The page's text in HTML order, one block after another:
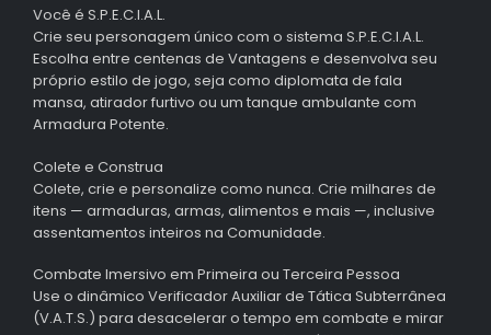
Você é S.P.E.C.I.A.L.
Crie seu personagem único com o sistema S.P.E.C.I.A.L.
Escolha entre centenas de Vantagens e desenvolva seu
próprio estilo de jogo, seja como diplomata de fala
mansa, atirador furtivo ou um tanque ambulante com
Armadura Potente.
Colete e Construa
Colete, crie e personalize como nunca. Crie milhares de
itens — armaduras, armas, alimentos e mais —, inclusive
assentamentos inteiros na Comunidade.
Combate Imersivo em Primeira ou Terceira Pessoa
Use o dinâmico Verificador Auxiliar de Tática Subterrânea
(V.A.T.S.) para desacelerar o tempo em combate e mirar